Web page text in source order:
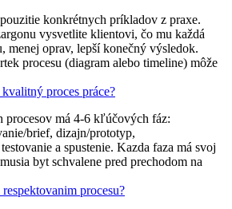
konkrétnych príkladov z praxe.
vysvetlite klientovi, čo mu každá
menej oprav, lepší konečný výsledok.
procesu (diagram alebo timeline) môže
proces práce?
procesov má 4-6 kľúčových fáz:
brief, dizajn/prototyp,
a spustenie. Kazda faza má svoj
byt schvalene pred prechodom na
procesu?